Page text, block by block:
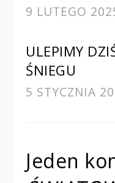
9 LUTEGO
ULEPIMY
ŚNIEGU
5 STYCZNIA
Jeden